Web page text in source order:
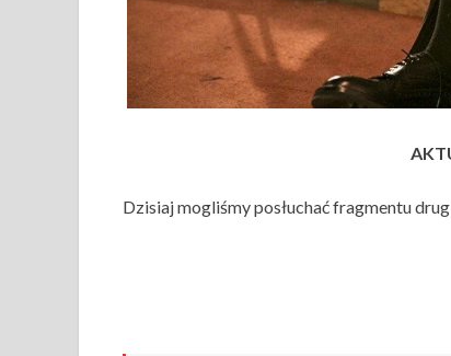
Dzisiaj mogliśmy posłuchać fragmentu